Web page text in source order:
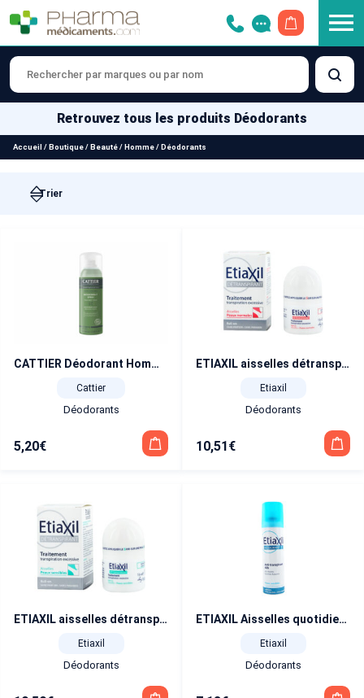
Retrouvez tous les produits Déodorants
Accueil / Boutique/ Beauté/ Homme/ Déodorants
CATTIER Déodorant Homme Spray 100 ml
Cattier
Déodorants
5,20€
ETIAXIL aisselles détranspirant bille peaux normales 15 ml
Etiaxil
Déodorants
10,51 €
ETIAXIL aisselles détranspirant bille peaux sensibles 15 ml
Etiaxil
Déodorants
ETIAXIL Aisselles quotidien déodorant anti-transpirant 150 ml
Etiaxil
Déodorants